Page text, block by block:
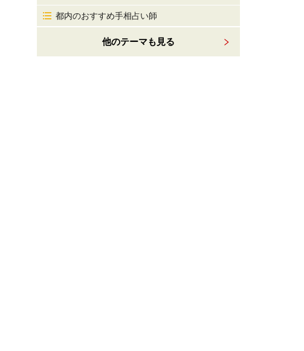
都内のおすすめ手相占い師
他のテーマも見る